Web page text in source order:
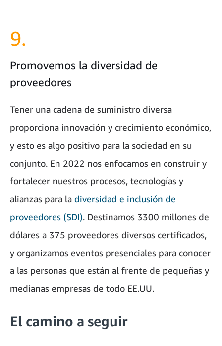
9.
Promovemos la diversidad de
proveedores
Tener una cadena de suministro diversa
proporciona innovación y crecimiento económico,
y esto es algo positivo para la sociedad en su
conjunto. En 2022 nos enfocamos en construir y
fortalecer nuestros procesos, tecnologías y
alianzas para la diversidad e inclusión de
proveedores (SDI). Destinamos 3300 millones de
dólares a 375 proveedores diversos certificados,
y organizamos eventos presenciales para conocer
a las personas que están al frente de pequeñas y
medianas empresas de todo EE.UU.
El camino a seguir